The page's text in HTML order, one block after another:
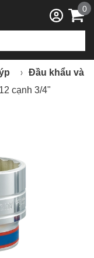
0
Đầu khẩu và
cạnh 3/4"